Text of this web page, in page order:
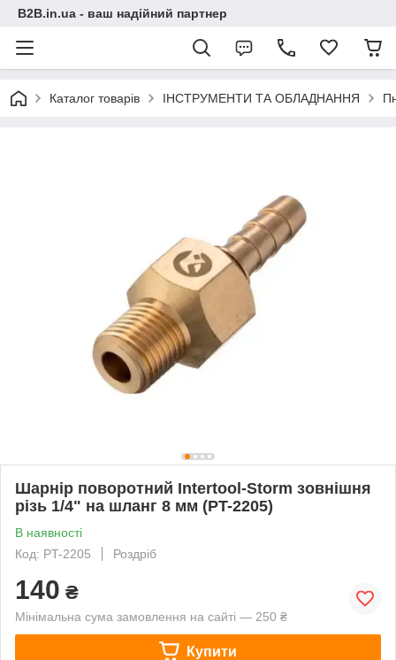
B2B.in.ua - ваш надійний партнер
Каталог товарів ІНСТРУМЕНТИ ТА ОБЛАДНАННЯ
Шарнір поворотний Intertool-Storm зовнішня
різь 1/4" на шланг 8 мм (PT-2205)
В наявності
Код: PT-2205
Роздріб
140 ₴
Мінімальна сума замовлення на сайті — 250 ₴
Купити